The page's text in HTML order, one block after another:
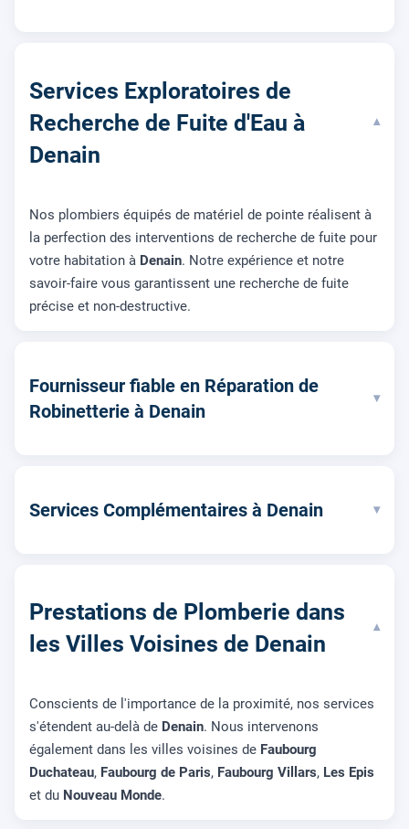
Services Exploratoires de
Recherche de Fuite d'Eau à
Denain
▾
Nos plombiers équipés de matériel de pointe réalisent à
la perfection des interventions de recherche de fuite pour
votre habitation à Denain. Notre expérience et notre
savoir-faire vous garantissent une recherche de fuite
précise et non-destructive.
Fournisseur fiable en Réparation de
Robinetterie à Denain
▾
Services Complémentaires à Denain ▾
Prestations de Plomberie dans
les Villes Voisines de Denain
▾
Conscients de l'importance de la proximité, nos services
s'étendent au-delà de Denain. Nous intervenons
également dans les villes voisines de Faubourg
Duchateau, Faubourg de Paris, Faubourg Villars, Les Epis
et du Nouveau Monde.